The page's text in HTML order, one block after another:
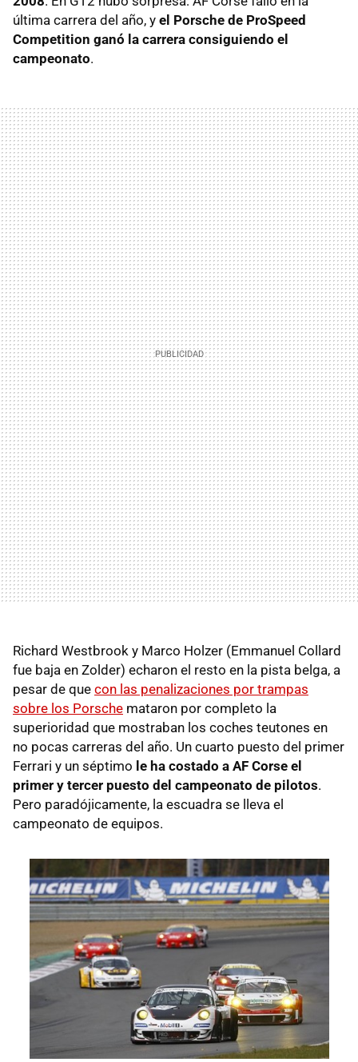
última carrera del año, y el Porsche de ProSpeed
Competition ganó la carrera consiguiendo el
campeonato.
Richard Westbrook y Marco Holzer (Emmanuel Collard
fue baja en Zolder) echaron el resto en la pista belga, a
pesar de que con las penalizaciones por trampas
sobre los Porsche mataron por completo la
superioridad que mostraban los coches teutones en
no pocas carreras del año. Un cuarto puesto del primer
Ferrari y un séptimo le ha costado a AF Corse el
primer y tercer puesto del campeonato de pilotos.
Pero paradójicamente, la escuadra se lleva el
campeonato de equipos.